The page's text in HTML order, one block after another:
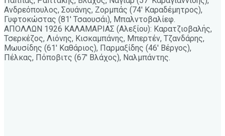
Ανδρεόπουλος, Σουάνης, Ζορμπάς (74′ Καραδέμητρος),
Γυφτοκώστας (81′ Τσαουσάι), Μπαλντοβαλίεφ.
ΑΠΟΛΛΩΝ 1926 ΚΑΛΑΜΑΡΙΑΣ (Αλεξίου): Καρατζιοβαλής,
Τσερκέζος, Λιόνης, Κισκαμπάνης, Μπερτέν, Τζανδάρης,
Μωυσίδης (61′ Καθάριος), Παρμαξίδης (46′ Βέργος),
Πέλκας, Πόποβιτς (67′ Βλάχος), Ναλμπάντης.